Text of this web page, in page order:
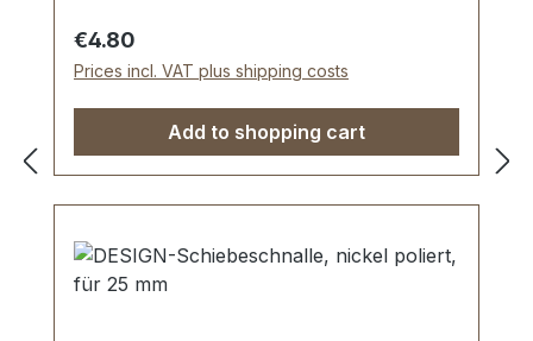
Schiebeschnalle
Regular price:
€4.80
Prices incl. VAT plus shipping costs
Add to shopping cart